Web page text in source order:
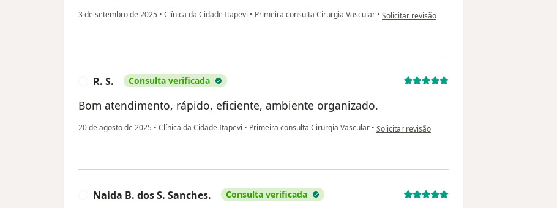
3 de setembro de 2025 • Clínica da Cidade Itapevi • Primeira consulta Cirurgia Vascular • na opinião do utilizador Vanusa Sherly Lopes da Silva
Solicitar revisão
R. S. Consulta verificada
Bom atendimento, rápido, eficiente, ambiente organizado.
20 de agosto de 2025 • Clínica da Cidade Itapevi • Primeira consulta Cirurgia Vascular • na opinião do utilizador R. S.
Solicitar revisão
Naida B. dos S. Sanches. Consulta verificada